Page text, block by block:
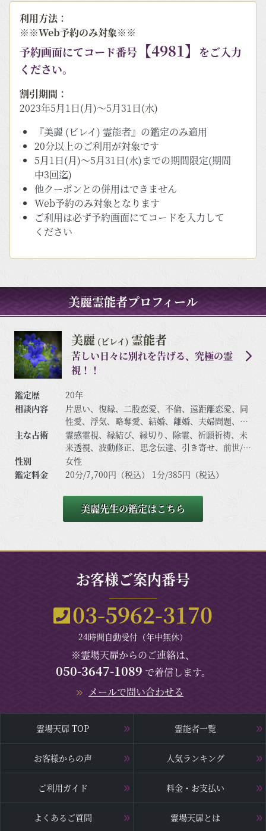
利用方法：
※※Web予約のみ対象※※
予約画面にてコード番号 【4981】
をご入力
ください。
割引期間：
2023年5月1日(月)～5月31日(水)
『美麗 (ビレイ) 霊能者』の鑑定のみ適用
20分以上のご利用が対象です
5月1日(月)～5月31日(水)までの期間限定(期間
中3回迄)
他クーポンとの併用はできません
Web予約のみ対象となります
ご利用は必ず予約画面にてコードを入力して
ください
美麗霊能者プロフィール
美麗 (ビレイ) 霊能者
苦しい日々に別れを告げる、究極の霊
視！！
鑑定歴
20年
相談内容
片思い、復縁、二股恋愛、不倫、遠距離恋愛、同
性愛、浮気、略奪愛、結婚、離婚、夫婦問題、家
庭問題、親子、育児、教育、介護、引っ越し、人
間関係、仕事、人間関係、相性、ママ友、相手の
気持ち、人生相談、開運、運勢、健康、金銭、動
物、失せ物、心霊相談、など
主な占術
霊感霊視、縁結び、縁切り、除霊、祈願祈祷、未
来透視、波動修正、思念伝達、引き寄せ、前世/過
去世、守護霊対話、死者との対話、霊障除去、先
祖供養、写真供養、過去世供養、高次との交信、
性別
女性
鑑定料金
20分/7,700円（税込） 1分/385円（税込）
美麗先生の鑑定はこちら
お客様ご案内番号
03-5962-3170
24時間自動受付（年中無休）
※霊場天扉からのご連絡は、
050-3647-1089 で着信します。
メールで問い合わせる
霊場天扉 TOP 霊能者一覧
お客様からの声 人気ランキング
ご利用ガイド 料金・お支払い
よくあるご質問 霊場天扉とは